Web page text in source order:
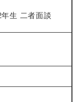
生 二者面談